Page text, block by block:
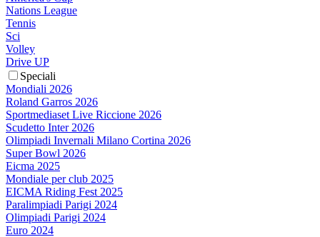
Nations League
Tennis
Sci
Volley
Drive UP
Speciali
Mondiali 2026
Roland Garros 2026
Sportmediaset Live Riccione 2026
Scudetto Inter 2026
Olimpiadi Invernali Milano Cortina 2026
Super Bowl 2026
Eicma 2025
Mondiale per club 2025
EICMA Riding Fest 2025
Paralimpiadi Parigi 2024
Olimpiadi Parigi 2024
Euro 2024